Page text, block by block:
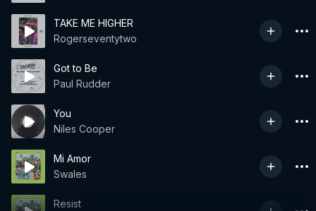
TAKE ME HIGHER
Rogerseventytwo
Got to Be
Paul Rudder
You
Niles Cooper
Mi Amor
Swales
Resist